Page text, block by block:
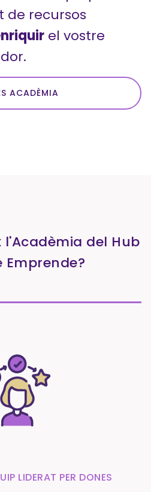
de recursos
el vostre
ACADÈMIA
l'Acadèmia del Hub
Emprende?
LIDERAT PER DONES